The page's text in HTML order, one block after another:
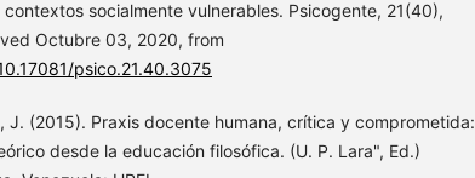
socialmente vulnerables. Psicogente, 21(40),
Octubre 03, 2020, from
psico.21.40.3075
J. (2015). Praxis docente humana, crítica y comprometida:
desde la educación filosófica. (U. P. Lara", Ed.)